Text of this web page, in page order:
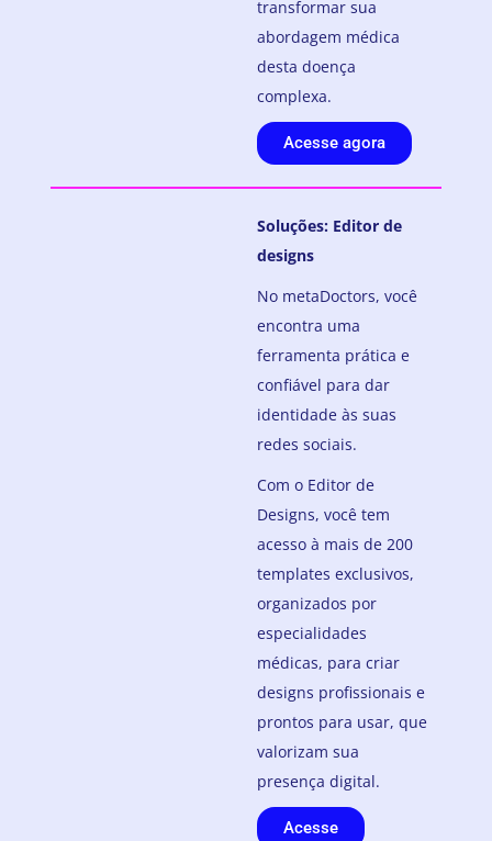
transformar sua
abordagem médica
desta doença
complexa.
Acesse agora
Soluções: Editor de
designs
No metaDoctors, você
encontra uma
ferramenta prática e
confiável para dar
identidade às suas
redes sociais.
Com o Editor de
Designs, você tem
acesso à mais de 200
templates exclusivos,
organizados por
especialidades
médicas, para criar
designs profissionais e
prontos para usar, que
valorizam sua
presença digital.
Acesse